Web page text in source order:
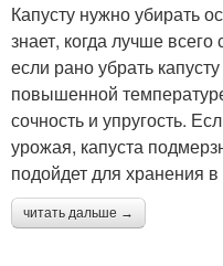
Капусту нужно убирать
знает, когда лучше
если рано убрать
повышенной
сочность и упругость.
урожая, капуста
подойдет для хранения в
читать дальше →